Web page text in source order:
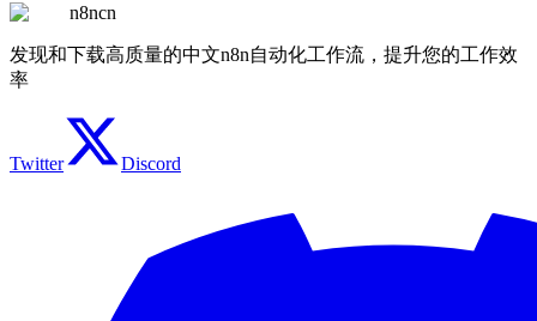
n8ncn
发现和下载高质量的中文n8n自动化工作流，提升您的工作效
率
Twitter Discord